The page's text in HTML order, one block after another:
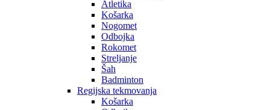
Atletika
Košarka
Nogomet
Odbojka
Rokomet
Streljanje
Šah
Badminton
Regijska tekmovanja
Košarka